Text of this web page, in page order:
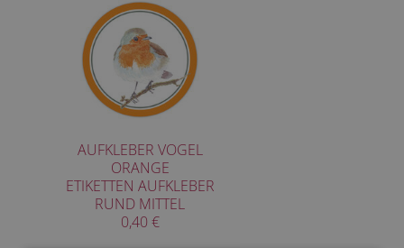
AUFKLEBER VOGEL
ORANGE
ETIKETTEN AUFKLEBER
RUND MITTEL
0,40 €